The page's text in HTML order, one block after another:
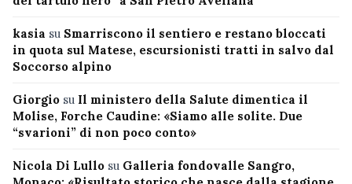
kasia su Smarriscono il sentiero e restano bloccati
in quota sul Matese, escursionisti tratti in salvo dal
Soccorso alpino
Giorgio su Il ministero della Salute dimentica il
Molise, Forche Caudine: «Siamo alle solite. Due
“svarioni” di non poco conto»
Nicola Di Lullo su Galleria fondovalle Sangro,